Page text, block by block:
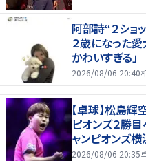
阿部詩“２ショ
２歳になった愛
かわいすぎる」
2026/08/06 20:40
【卓球】松島
ピオンズ２勝
ャンピオンズ横
2026/08/06 20:35